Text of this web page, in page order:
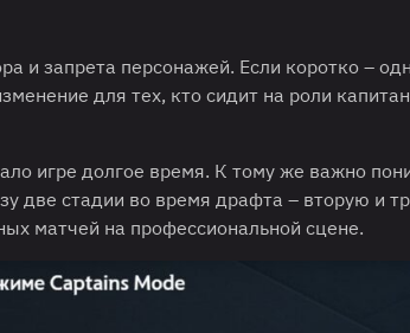
и запрета персонажей. Если коротко –
для тех, кто сидит на роли
игре долгое время. К тому же важно
две стадии во время драфта – вторую и
матчей на профессиональной сцене.